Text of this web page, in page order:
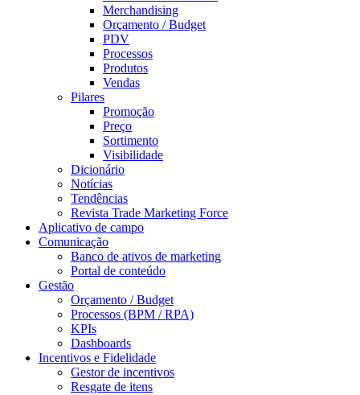
Merchandising
Orçamento / Budget
PDV
Processos
Produtos
Vendas
Pilares
Promoção
Preço
Sortimento
Visibilidade
Dicionário
Notícias
Tendências
Revista Trade Marketing Force
Aplicativo de campo
Comunicação
Banco de ativos de marketing
Portal de conteúdo
Gestão
Orçamento / Budget
Processos (BPM / RPA)
KPIs
Dashboards
Incentivos e Fidelidade
Gestor de incentivos
Resgate de itens